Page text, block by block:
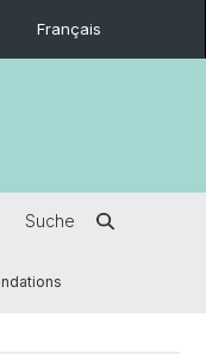
Français
Suche